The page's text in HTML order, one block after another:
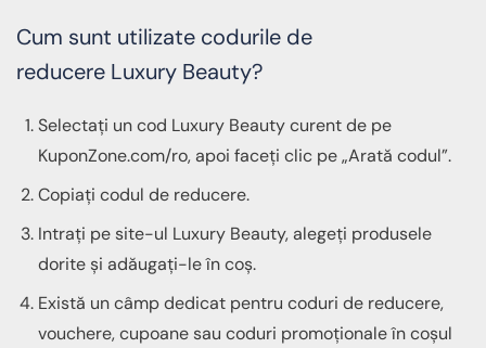
Cum sunt utilizate codurile de
reducere Luxury Beauty?
Selectați un cod Luxury Beauty curent de pe
KuponZone.com/ro, apoi faceți clic pe „Arată codul”.
Copiați codul de reducere.
Intrați pe site-ul Luxury Beauty, alegeți produsele
dorite și adăugați-le în coș.
Există un câmp dedicat pentru coduri de reducere,
vouchere, cupoane sau coduri promoționale în coșul